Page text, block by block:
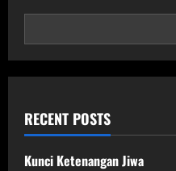
RECENT POSTS
Kunci Ketenangan Jiwa